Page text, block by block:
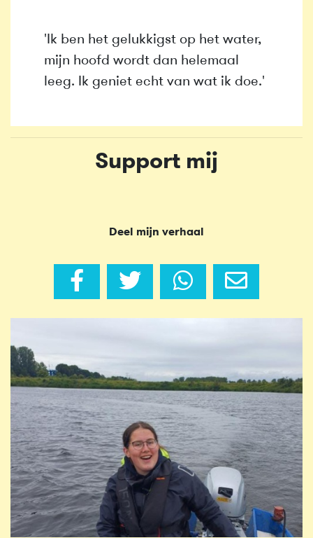
'Ik ben het gelukkigst op het water,
mijn hoofd wordt dan helemaal
leeg. Ik geniet echt van wat ik doe.'
Support mij
Deel mijn verhaal